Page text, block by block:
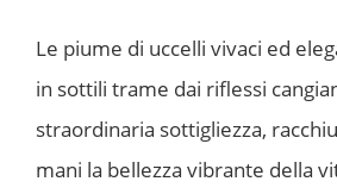
Le piume di uccelli vivaci ed
in sottili trame dai riflessi
straordinaria sottigliezza,
mani la bellezza vibrante della